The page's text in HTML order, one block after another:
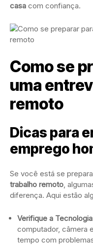
casa com confiança.
Como se
uma
remoto
Dicas para
emprego
Se você está se
trabalho remoto ,
diferença. Aqui estão
Verifique a Tecnologia
computador, câmera
tempo com